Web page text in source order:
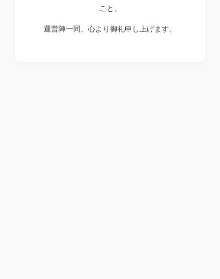
こと、
運営陣一同、心より御礼申し上げます。